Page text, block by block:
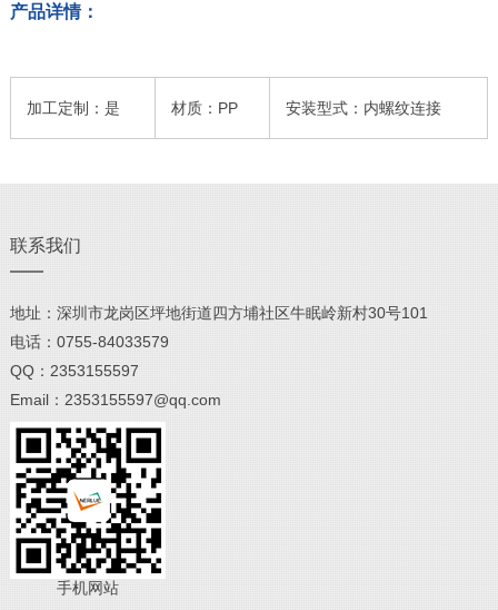
产品详情：
加工定制：是 材质：PP 安装型式：内螺纹连接
联系我们
地址：深圳市龙岗区坪地街道四方埔社区牛眠岭新村30号101
电话：0755-84033579
QQ：2353155597
Email：2353155597@qq.com
手机网站